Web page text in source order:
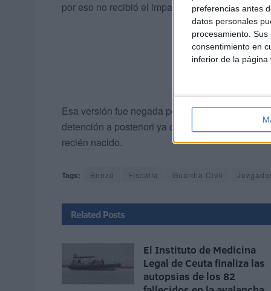
preferencias antes
datos personales
procesamiento.
consentimiento en
inferior de la página
por eso no recibió el impacto.
Esa versión fue negada por el acusado, que
detención a posteriori ya que él solo había
recién nacido.
Tags: Benzú Fiscalía Guardia Civil
Related Posts
El Instituto de Medicina
Legal de Ceuta finaliza las
autopsias de los 82